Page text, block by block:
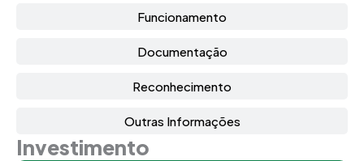
Funcionamento
Documentação
Reconhecimento
Outras Informações
Investimento